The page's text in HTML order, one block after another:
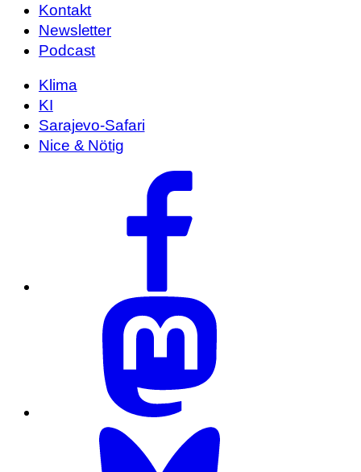
Kontakt
Newsletter
Podcast
Klima
KI
Sarajevo-Safari
Nice & Nötig